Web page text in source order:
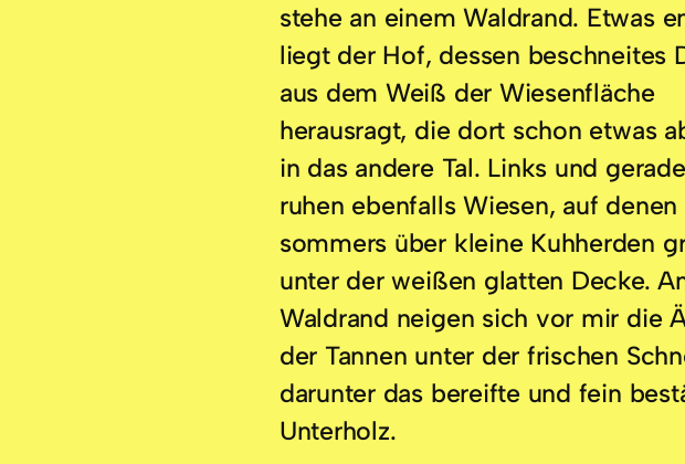
stehe an einem Waldrand. Etwas
liegt der Hof, dessen beschneites
aus dem Weiß der Wiesenfläche
herausragt, die dort schon etwas
in das andere Tal. Links und
ruhen ebenfalls Wiesen, auf denen
sommers über kleine Kuhherden
unter der weißen glatten Decke.
Waldrand neigen sich vor mir die
der Tannen unter der frischen
darunter das bereifte und fein
Unterholz.